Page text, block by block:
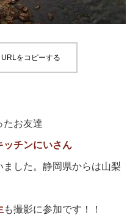
をコピーする
たお友達
ッチンにいさん
した。静岡県からは山梨
も撮影に参加です！！